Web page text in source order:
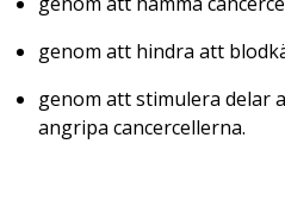
genom att hindra att
genom att stimulera delar
angripa cancercellerna.